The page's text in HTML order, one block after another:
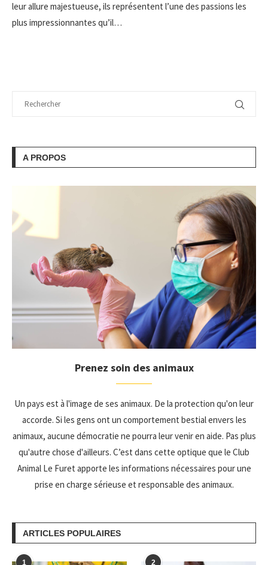
leur allure majestueuse, ils représentent l’une des passions les
plus impressionnantes qu’il…
A PROPOS
Prenez soin des animaux
Un pays est à l'image de ses animaux. De la protection qu'on leur
accorde. Si les gens ont un comportement bestial envers les
animaux, aucune démocratie ne pourra leur venir en aide. Pas plus
qu'autre chose d'ailleurs. C’est dans cette optique que le Club
Animal Le Furet apporte les informations nécessaires pour une
prise en charge sérieuse et responsable des animaux.
ARTICLES POPULAIRES
1 2